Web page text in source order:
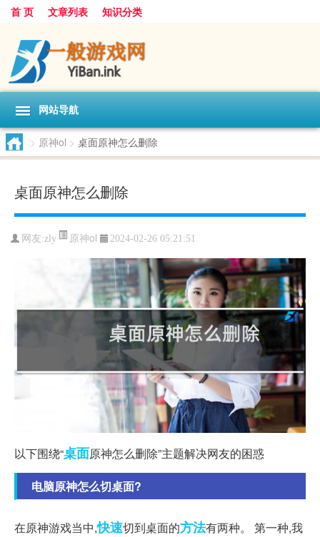
首 页 文章列表 知识分类
网站导航
> 原神ol > 桌面原神怎么删除
桌面原神怎么删除
网友:zly 原神ol 2024-02-26 05:21:51
以下围绕“桌面原神怎么删除”主题解决网友的困惑
电脑原神怎么切桌面?
在原神游戏当中,快速切到桌面的方法有两种。 第一种,我